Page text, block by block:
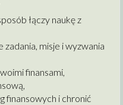
łączy naukę z
misje i wyzwania
finansami,
finansowych i chronić